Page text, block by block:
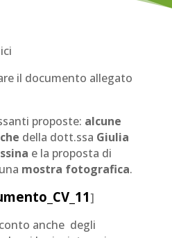
il documento allegato
proposte: alcune
della dott.ssa Giulia
e la proposta di
mostra fotografica.
]
anche degli